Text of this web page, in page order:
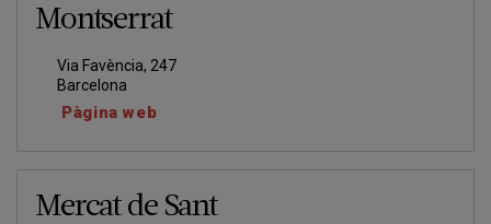
Montserrat
Via Favència, 247
Barcelona
Pàgina web
Mercat de Sant